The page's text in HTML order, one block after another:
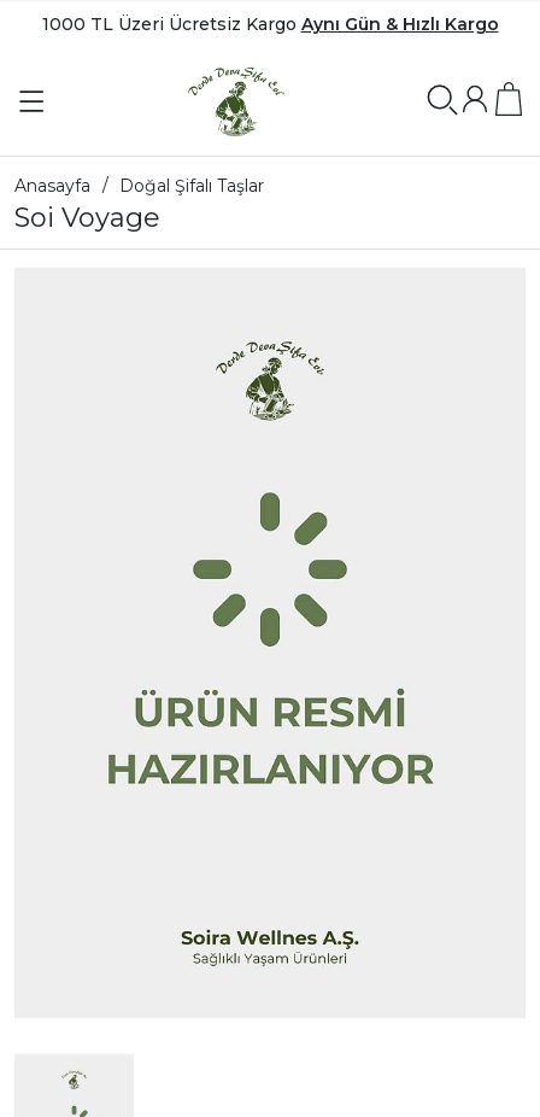
1000 TL Üzeri Ücretsiz Kargo Aynı Gün & Hızlı Kargo
Anasayfa Doğal Şifalı Taşlar
Soi Voyage